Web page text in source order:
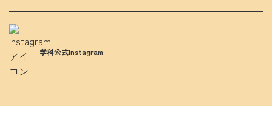
就職サポート
就職サポート
学科公式Instagram